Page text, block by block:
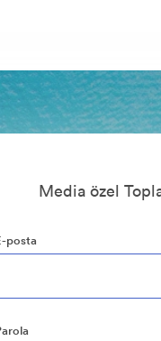
Media özel
posta